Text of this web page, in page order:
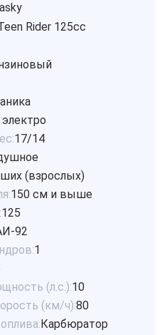
Rider 125cc
электро
17/14
(взрослых)
150 см и выше
125
92
1
(л.с.):10
(км/ч):80
Карбюратор